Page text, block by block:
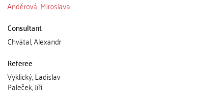
Anděrová, Miroslava
Consultant
Chvátal, Alexandr
Referee
Vyklický, Ladislav
Paleček, Jiří